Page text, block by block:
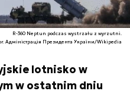
R-360 Neptun podczas wystrzału z wyrzutni.
Адміністрація Президента України/Wikipedia
lotnisko w
w ostatnim dniu